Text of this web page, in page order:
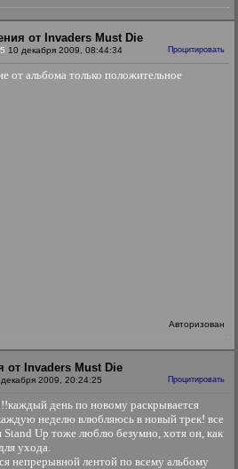
от Invaders Must Die
10 декабря 2009, 08:44:34 Процитировать
от альбома только положительное
Авторизован
от Invaders Must Die
2009, 20:24:25 Процитировать
день по новому раскрывается
неделю влюбляюсь в новый трек! все
Stand Up тоже люблю безумно, хотя он, как
ухода.
непрерывной лентой по всему альбому